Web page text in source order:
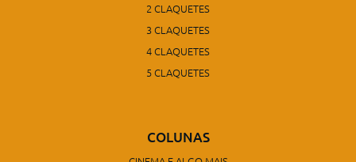
2 CLAQUETES
3 CLAQUETES
4 CLAQUETES
5 CLAQUETES
COLUNAS